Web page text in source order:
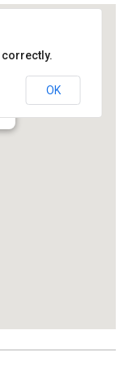
correctly.
OK